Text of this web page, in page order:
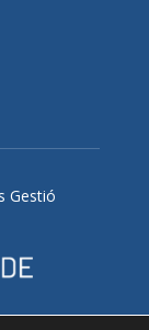
Gestió